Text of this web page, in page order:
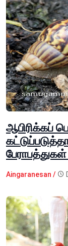
ஆபிரிக்கப்
Aingaranesan /